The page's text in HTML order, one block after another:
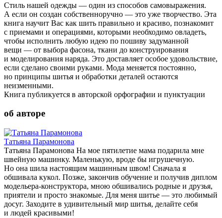
Стиль нашей одежды — один из способов самовыражения.
А если он создан собственноручно — это уже творчество. Эта
книга научит Вас как шить правильно и красиво, познакомит
с приемами и операциями, которыми необходимо овладеть,
чтобы исполнить любую идею по пошиву задуманной
вещи — от выбора фасона, ткани до конструирования
и моделирования наряда. Это доставляет особое удовольствие,
если сделано своими руками. Мода меняется постоянно,
но принципы шитья и обработки деталей остаются
неизменными.
Книга публикуется в авторской орфографии и пунктуации
об авторе
Татьяна Парамонова
Татьяна Парамонова На мое пятилетие мама подарила мне
швейную машинку. Маленькую, вроде бы игрушечную.
Но она шила настоящим машинным швом! Сначала я
обшивала кукол. Позже, закончив обучение и получив диплом
модельера-конструктора, мною обшивались родные и друзья,
приятели и просто знакомые. Для меня шитье — это любимый
досуг. Заходите в удивительный мир шитья, делайте себя
и людей красивыми!